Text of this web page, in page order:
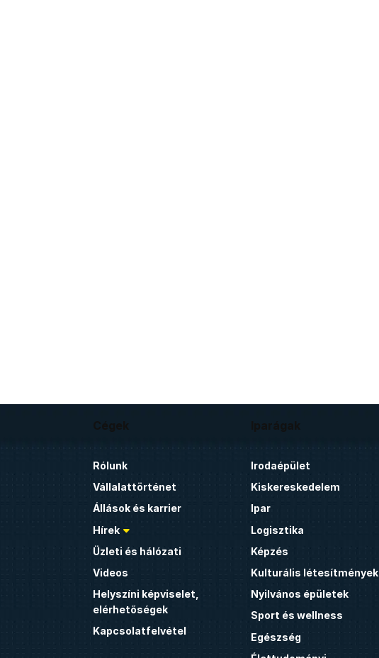
Cégek
Rólunk
Vállalattörténet
Állások és karrier
Hírek
Üzleti és hálózati
Videos
Helyszíni képviselet,
elérhetőségek
Kapcsolatfelvétel
Iparágak
Irodaépület
Kiskereskedelem
Ipar
Logisztika
Képzés
Kulturális létesítmények
Nyilvános épületek
Sport és wellness
Egészség